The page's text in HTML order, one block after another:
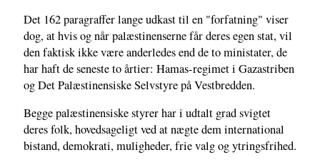
Det 162 paragraffer lange udkast til en "forfatning" viser
dog, at hvis og når palæstinenserne får deres egen stat, vil
den faktisk ikke være anderledes end de to ministater, de
har haft de seneste to årtier: Hamas-regimet i Gazastriben
og Det Palæstinensiske Selvstyre på Vestbredden.
Begge palæstinensiske styrer har i udtalt grad svigtet
deres folk, hovedsageligt ved at nægte dem international
bistand, demokrati, muligheder, frie valg og ytringsfrihed.